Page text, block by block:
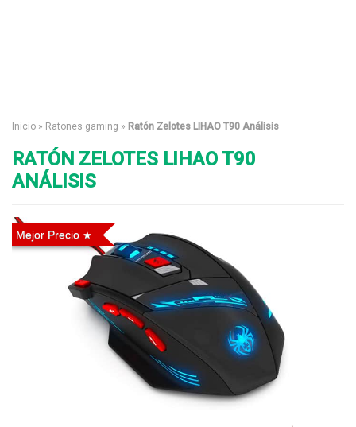
Inicio » Ratones gaming » Ratón Zelotes LIHAO T90 Análisis
RATÓN ZELOTES LIHAO T90
ANÁLISIS
Mejor Precio